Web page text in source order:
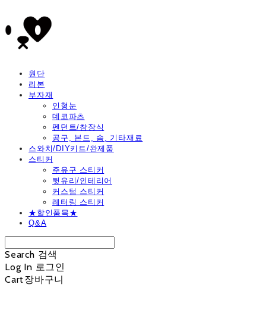
원단
리본
부자재
인형눈
데코파츠
펜던트/참장식
공구, 본드, 솜, 기타재료
스와치/DIY키트/완제품
스티커
주유구 스티커
뒷유리/인테리어
커스텀 스티커
레터링 스티커
★할인품목★
Q&A
Search 검색
Log In 로그인
Cart장바구니